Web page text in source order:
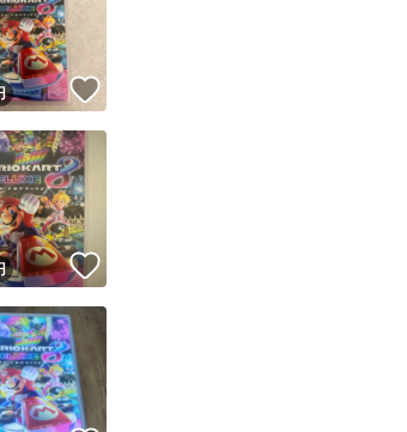
ザーは他フリマサービスでの取引実績があります
発送を保証しているものではありません
ザーは高頻度で24時間以内＆設定した発送日数内に発送してい
ザーは高頻度で24時間以内に発送しています
ザーは設定した発送日数内に発送しています
出品ページへ
キャンセル